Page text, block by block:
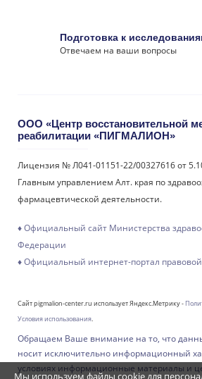
Подготовка к
Отвечаем на ваши вопросы
ООО «Центр восстановительной
реабилитации «ПИГМАЛИОН»
Лицензия № Л041-01151-22/00327616 от
Главным управлением Алт. края по
фармацевтической деятельности.
♦ Официальный сайт Министерства
Федерации
♦ Официальный интернет-портал
Сайт pigmalion-center.ru использует Яндекс.Метрику -
Условия использования
Обращаем Ваше внимание на то, что
носит исключительно информационный
условиях информационные материалы и
Мы используем файлы cookie для